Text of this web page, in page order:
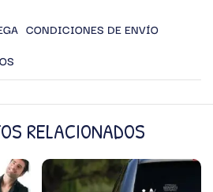
CONDICIONES DE ENVÍO
RELACIONADOS